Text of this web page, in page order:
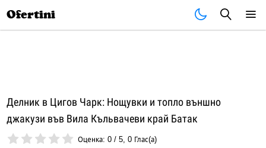
Ofertini
Делник в Цигов Чарк: Нощувки и топло външно
джакузи във Вила Къльвачеви край Батак
Оценка:0 /5,0 Глас(а)